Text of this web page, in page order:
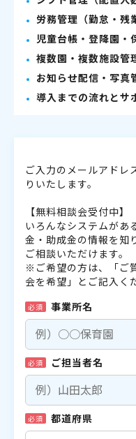
労務管理（勤怠・残
児童台帳・登降園・
複数園・複数施設管
お知らせ配信・写真
導入までの流れとサ
ご入力のメールアドレ
りいたします。
【無料相談会受付中】
いろんなシステムがあ
金・助成金の情報を知
ご相談いただけます。
※ご希望の方は、「ご
会を希望」とご記入く
必須 事業所名
必須 ご担当者名
必須 都道府県